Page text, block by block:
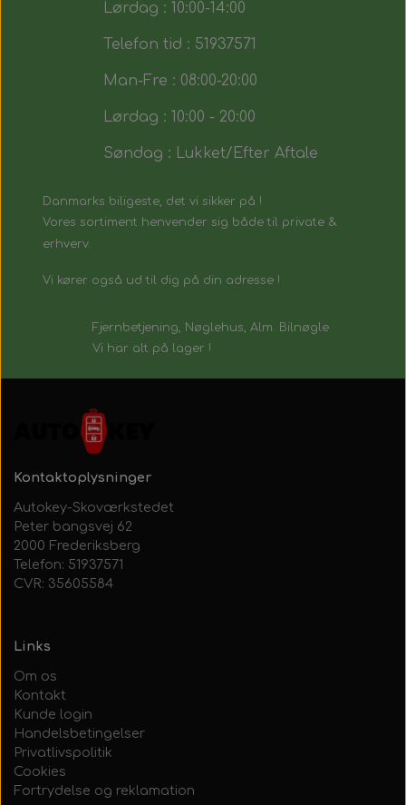
Lørdag : 10:00-14:00
Telefon tid : 51937571
Man-Fre : 08:00-20:00
Lørdag : 10:00 - 20:00
Søndag : Lukket/Efter Aftale
Danmarks biligeste, det vi sikker på !
Vores sortiment henvender sig både til private &
erhverv.
Vi kører også ud til dig på din adresse !
Fjernbetjening, Nøglehus, Alm. Bilnøgle
Vi har alt på lager !
Kontaktoplysninger
Autokey-Skoværkstedet
Peter bangsvej 62
2000 Frederiksberg
Telefon: 51937571
CVR: 35605584
Links
Om os
Kontakt
Kunde login
Handelsbetingelser
Privatlivspolitik
Cookies
Fortrydelse og reklamation